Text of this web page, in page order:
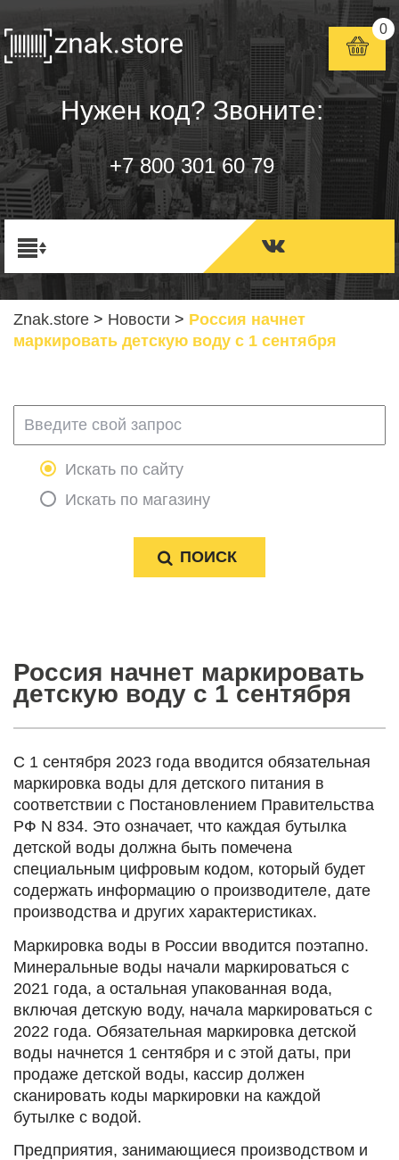
Нужен код? Звоните:
+7 800 301 60 79
0
Znak.store > Новости > Россия начнет
маркировать детскую воду с 1 сентября
Искать по сайту
Искать по магазину
Россия начнет маркировать
детскую воду с 1 сентября
С 1 сентября 2023 года вводится обязательная
маркировка воды для детского питания в
соответствии с Постановлением Правительства
РФ N 834. Это означает, что каждая бутылка
детской воды должна быть помечена
специальным цифровым кодом, который будет
содержать информацию о производителе, дате
производства и других характеристиках.
Маркировка воды в России вводится поэтапно.
Минеральные воды начали маркироваться с
2021 года, а остальная упакованная вода,
включая детскую воду, начала маркироваться с
2022 года. Обязательная маркировка детской
воды начнется 1 сентября и с этой даты, при
продаже детской воды, кассир должен
сканировать коды маркировки на каждой
бутылке с водой.
Предприятия, занимающиеся производством и